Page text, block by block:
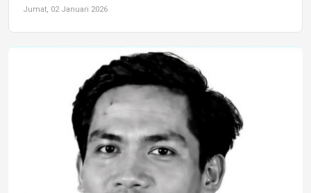
Jumat, 02 Januari 2026